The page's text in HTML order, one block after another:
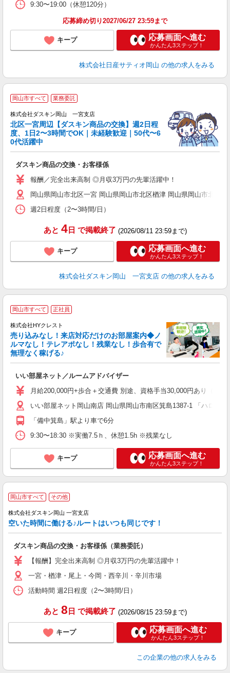
9:30〜19:00（休憩120分）
応募締め切り2027/06/27 23:59まで
キープ 応募画面へ進む
かんたん3ステップ！
株式会社日産サティオ岡山 の他の求人をみる
岡山市すべて 業務委託
株式会社ダスキン岡山 一宮支店
北区一宮周辺【ダスキン商品の交換】週2日程
度、1日2〜3時間でOK｜未経験歓迎｜50代〜6
0代活躍中
ダスキン商品の交換・お客様係
報酬／完全出来高制 ◎月収3万円の先輩活躍中！
岡山県岡山市北区一宮 岡山県岡山市北区楢津 岡山県岡山市北区
週2日程度（2〜3時間/日）
あと 4日 で掲載終了 (2026/08/11 23:59まで)
キープ 応募画面へ進む
かんたん3ステップ！
株式会社ダスキン岡山 一宮支店 の他の求人をみる
岡山市すべて 正社員
株式会社HYクレスト
売り込みなし！来店対応だけのお部屋案内◆ノ
ルマなし！テレアポなし！残業なし！歩合有で
無理なく稼げる♪
いい部屋ネット／ルームアドバイザー
月給200,000円+歩合＋交通費 別途、資格手当30,000円あり（宅
いい部屋ネット岡山南店 岡山県岡山市南区箕島1387-1 「ハロー
「備中箕島」駅より車で6分
9:30〜18:30 ※実働7.5ｈ、休憩1.5h ※残業なし
キープ 応募画面へ進む
かんたん3ステップ！
岡山市すべて その他
株式会社ダスキン岡山 一宮支店
空いた時間に働ける♪ルートはいつも同じです！
ダスキン商品の交換・お客様係（業務委託）
【報酬】完全出来高制 ◎月収3万円の先輩活躍中！
一宮・楢津・尾上・今岡・西辛川・辛川市場
活動時間 週2日程度（2〜3時間/日）
あと 8 日 で掲載終了 (2026/08/15 23:59まで)
キープ 応募画面へ進む
かんたん3ステップ！
この企業の他の求人をみる